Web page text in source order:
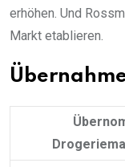
erhöhen. Und
Markt etablieren.